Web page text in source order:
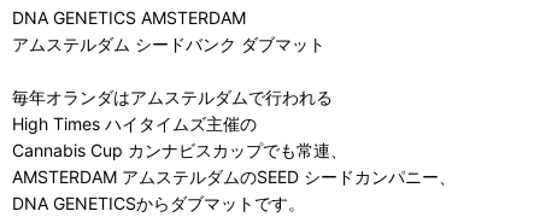
DNA GENETICS AMSTERDAM
アムステルダム シードバンク ダブマット
毎年オランダはアムステルダムで行われる
High Times ハイタイムズ主催の
Cannabis Cup カンナビスカップでも常連、
AMSTERDAM アムステルダムのSEED シードカンパニー、
DNA GENETICSからダブマットです。